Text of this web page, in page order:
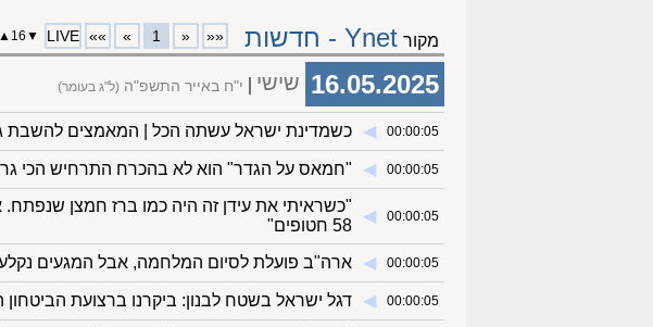
מקור Ynet - חדשות ««
«
1
»
»»
LIVE
▼
16
▲
16.05.2025 שישי י"ח באייר התשפ"ה (ל"ג בעומר)
00:00:05
◀︎ כשמדינת ישראל עשתה הכל | המאמצים להשבת
00:00:05
◀︎ "חמאס על הגדר" הוא לא בהכרח התרחיש הכי
00:00:05
◀︎
"כשראיתי את עידן זה היה כמו ברז חמצן שנפתח.
58 חטופים"
00:00:05
◀︎ ארה"ב פועלת לסיום המלחמה, אבל המגעים
00:00:05
◀︎ דגל ישראל בשטח לבנון: ביקרנו ברצועת